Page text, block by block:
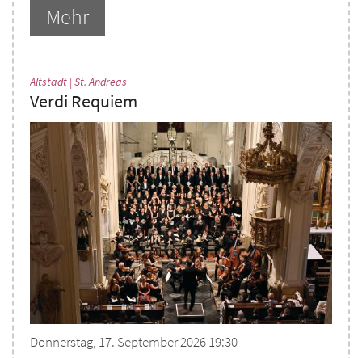
Mehr
Altstadt | St. Andreas
Verdi Requiem
Donnerstag, 17. September 2026 19:30